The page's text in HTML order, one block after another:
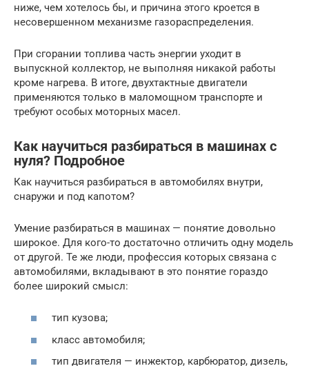
ниже, чем хотелось бы, и причина этого кроется в
несовершенном механизме газораспределения.
При сгорании топлива часть энергии уходит в
выпускной коллектор, не выполняя никакой работы
кроме нагрева. В итоге, двухтактные двигатели
применяются только в маломощном транспорте и
требуют особых моторных масел.
Как научиться разбираться в машинах с
нуля? Подробное
Как научиться разбираться в автомобилях внутри,
снаружи и под капотом?
Умение разбираться в машинах — понятие довольно
широкое. Для кого-то достаточно отличить одну модель
от другой. Те же люди, профессия которых связана с
автомобилями, вкладывают в это понятие гораздо
более широкий смысл:
тип кузова;
класс автомобиля;
тип двигателя — инжектор, карбюратор, дизель,